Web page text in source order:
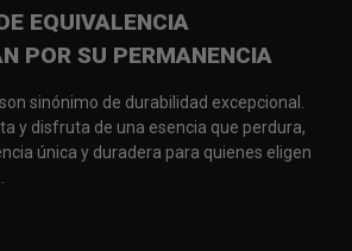
EQUIVALENCIA
POR SU PERMANENCIA
sinónimo de durabilidad excepcional.
y disfruta de una esencia que perdura,
única y duradera para quienes eligen